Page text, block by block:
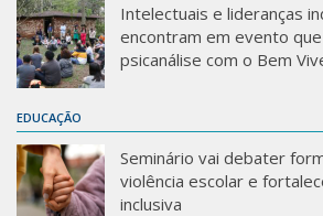
Intelectuais e lideranças
encontram em evento
psicanálise com o Bem
EDUCAÇÃO
Seminário vai debater
violência escolar e
inclusiva